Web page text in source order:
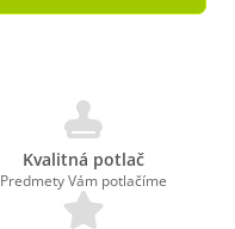
Kvalitná potlač
Predmety Vám potlačíme